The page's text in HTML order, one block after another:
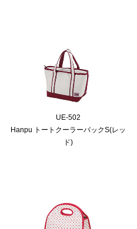
UE-502
Hanpu トートクーラーバックS(レッ
ド)